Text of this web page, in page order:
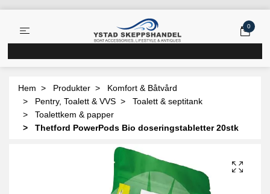
0
Hem Produkter
Komfort & Båtvård
Pentry, Toalett & VVS
Toalett & septitank
Toalettkem & papper
Thetford PowerPods Bio doseringstabletter 20stk